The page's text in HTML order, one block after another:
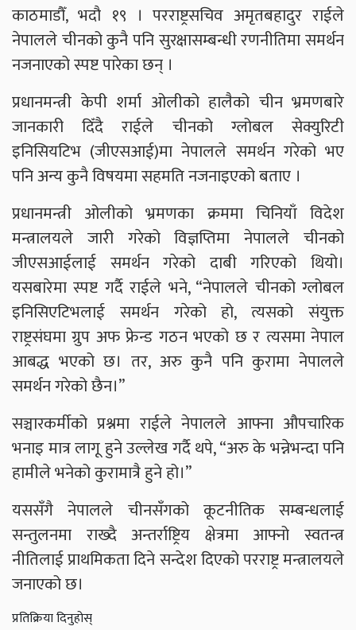
काठमाडौँ, भदौ १९ । परराष्ट्रसचिव अमृतबहादुर राईले
नेपालले चीनको कुनै पनि सुरक्षासम्बन्धी रणनीतिमा समर्थन
नजनाएको स्पष्ट पारेका छन् ।
प्रधानमन्त्री केपी शर्मा ओलीको हालैको चीन भ्रमणबारे
जानकारी दिँदै राईले चीनको ग्लोबल सेक्युरिटी
इनिसियटिभ (जीएसआई)मा नेपालले समर्थन गरेको भए
पनि अन्य कुनै विषयमा सहमति नजनाइएको बताए ।
प्रधानमन्त्री ओलीको भ्रमणका क्रममा चिनियाँ विदेश
मन्त्रालयले जारी गरेको विज्ञप्तिमा नेपालले चीनको
जीएसआईलाई समर्थन गरेको दाबी गरिएको थियो।
यसबारेमा स्पष्ट गर्दै राईले भने, “नेपालले चीनको ग्लोबल
इनिसिएटिभलाई समर्थन गरेको हो, त्यसको संयुक्त
राष्ट्रसंघमा ग्रुप अफ फ्रेन्ड गठन भएको छ र त्यसमा नेपाल
आबद्ध भएको छ। तर, अरु कुनै पनि कुरामा नेपालले
समर्थन गरेको छैन।”
सञ्चारकर्मीको प्रश्नमा राईले नेपालले आफ्ना औपचारिक
भनाइ मात्र लागू हुने उल्लेख गर्दै थपे, “अरु के भन्नेभन्दा पनि
हामीले भनेको कुरामात्रै हुने हो।”
यससँगै नेपालले चीनसँगको कूटनीतिक सम्बन्धलाई
सन्तुलनमा राख्दै अन्तर्राष्ट्रिय क्षेत्रमा आफ्नो स्वतन्त्र
नीतिलाई प्राथमिकता दिने सन्देश दिएको परराष्ट्र मन्त्रालयले
जनाएको छ।
प्रतिक्रिया दिनुहोस्